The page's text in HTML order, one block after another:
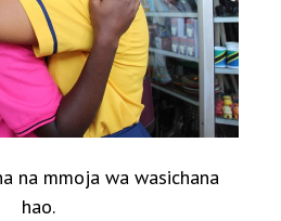
na mmoja wa wasichana
hao.